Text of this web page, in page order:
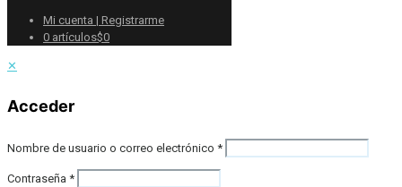
Mi cuenta | Registrarme
0 artículos$0
✕
Acceder
Nombre de usuario o correo electrónico *
Contraseña *